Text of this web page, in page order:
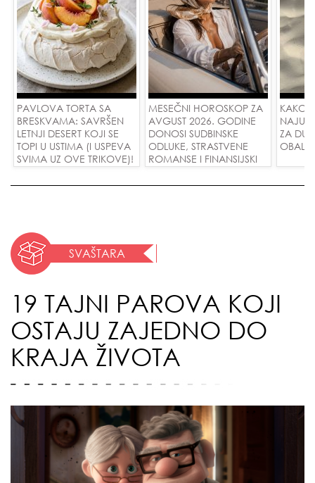
PAVLOVA TORTA SA
BRESKVAMA: SAVRŠEN
LETNJI DESERT KOJI SE
TOPI U USTIMA (I USPEVA
SVIMA UZ OVE TRIKOVE)!
MESEČNI HOROSKOP ZA
AVGUST 2026. GODINE
DONOSI SUDBINSKE
ODLUKE, STRASTVENE
ROMANSE I FINANSIJSKI
KAKO
ZA
SVAŠTARA
19 TAJNI PAROVA KOJI
OSTAJU ZAJEDNO DO
KRAJA ŽIVOTA